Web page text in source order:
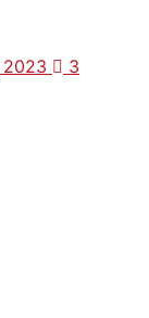
2023 3